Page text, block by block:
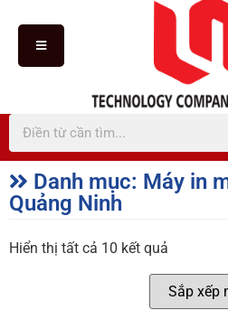
Danh mục: Máy in
Quảng Ninh
Hiển thị tất cả 10 kết quả